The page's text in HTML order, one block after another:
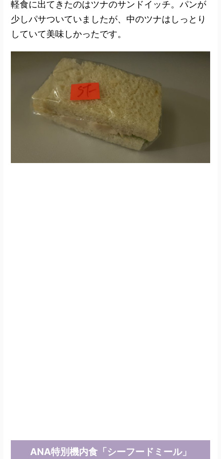
軽食に出てきたのはツナのサンドイッチ。パンが
少しパサついていましたが、中のツナはしっとり
していて美味しかったです。
ANA特別機内食「シーフードミール」